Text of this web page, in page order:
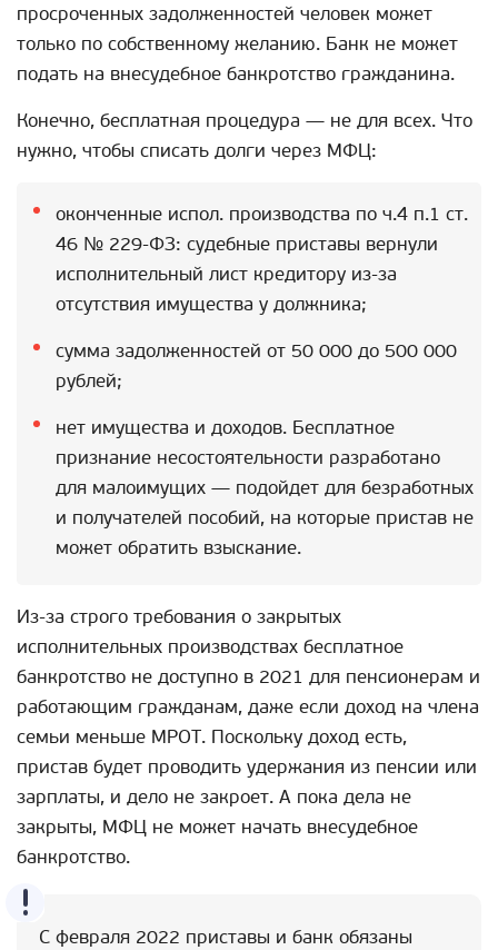
просроченных задолженностей человек может
только по собственному желанию. Банк не может
подать на внесудебное банкротство гражданина.
Конечно, бесплатная процедура — не для всех. Что
нужно, чтобы списать долги через МФЦ:
оконченные испол. производства по ч.4 п.1 ст.
46 № 229-ФЗ: судебные приставы вернули
исполнительный лист кредитору из-за
отсутствия имущества у должника;
сумма задолженностей от 50 000 до 500 000
рублей;
нет имущества и доходов. Бесплатное
признание несостоятельности разработано
для малоимущих — подойдет для безработных
и получателей пособий, на которые пристав не
может обратить взыскание.
Из-за строго требования о закрытых
исполнительных производствах бесплатное
банкротство не доступно в 2021 для пенсионерам и
работающим гражданам, даже если доход на члена
семьи меньше МРОТ. Поскольку доход есть,
пристав будет проводить удержания из пенсии или
зарплаты, и дело не закроет. А пока дела не
закрыты, МФЦ не может начать внесудебное
банкротство.
С февраля 2022 приставы и банк обязаны